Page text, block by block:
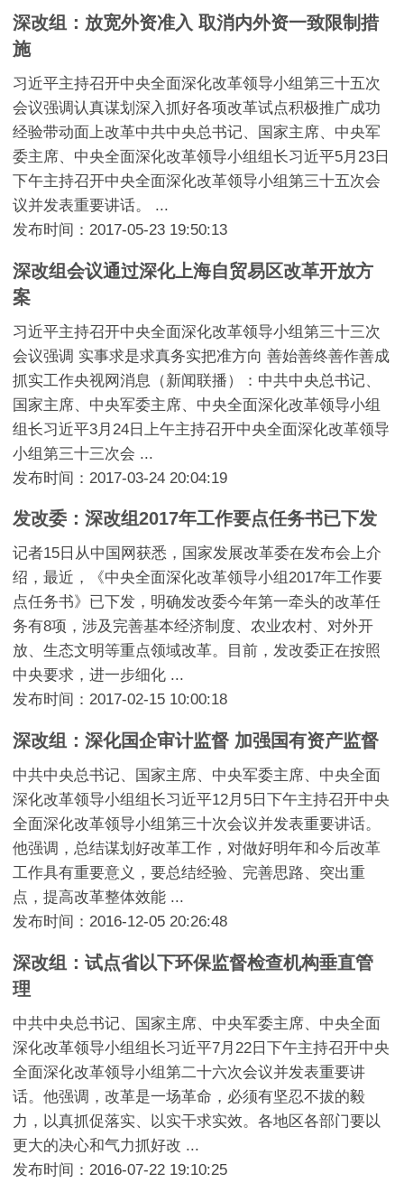
深改组：放宽外资准入 取消内外资一致限制措
施
习近平主持召开中央全面深化改革领导小组第三十五次
会议强调认真谋划深入抓好各项改革试点积极推广成功
经验带动面上改革中共中央总书记、国家主席、中央军
委主席、中央全面深化改革领导小组组长习近平5月23日
下午主持召开中央全面深化改革领导小组第三十五次会
议并发表重要讲话。 ...
发布时间：2017-05-23 19:50:13
深改组会议通过深化上海自贸易区改革开放方
案
习近平主持召开中央全面深化改革领导小组第三十三次
会议强调 实事求是求真务实把准方向 善始善终善作善成
抓实工作央视网消息（新闻联播）：中共中央总书记、
国家主席、中央军委主席、中央全面深化改革领导小组
组长习近平3月24日上午主持召开中央全面深化改革领导
小组第三十三次会 ...
发布时间：2017-03-24 20:04:19
发改委：深改组2017年工作要点任务书已下发
记者15日从中国网获悉，国家发展改革委在发布会上介
绍，最近，《中央全面深化改革领导小组2017年工作要
点任务书》已下发，明确发改委今年第一牵头的改革任
务有8项，涉及完善基本经济制度、农业农村、对外开
放、生态文明等重点领域改革。目前，发改委正在按照
中央要求，进一步细化 ...
发布时间：2017-02-15 10:00:18
深改组：深化国企审计监督 加强国有资产监督
中共中央总书记、国家主席、中央军委主席、中央全面
深化改革领导小组组长习近平12月5日下午主持召开中央
全面深化改革领导小组第三十次会议并发表重要讲话。
他强调，总结谋划好改革工作，对做好明年和今后改革
工作具有重要意义，要总结经验、完善思路、突出重
点，提高改革整体效能 ...
发布时间：2016-12-05 20:26:48
深改组：试点省以下环保监督检查机构垂直管
理
中共中央总书记、国家主席、中央军委主席、中央全面
深化改革领导小组组长习近平7月22日下午主持召开中央
全面深化改革领导小组第二十六次会议并发表重要讲
话。他强调，改革是一场革命，必须有坚忍不拔的毅
力，以真抓促落实、以实干求实效。各地区各部门要以
更大的决心和气力抓好改 ...
发布时间：2016-07-22 19:10:25